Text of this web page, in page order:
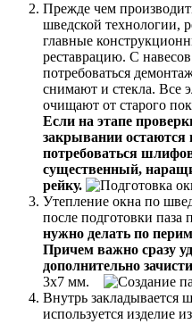
Прежде чем
шведской технологии,
главные
реставрацию. С
потребоваться
снимают и стекла. Все
очищают от старого
Если на этапе
закрывании остаются
потребоваться
существенный,
рейку.
Утепление окна по
после подготовки паза
нужно делать по
Причем важно сразу
дополнительно
3х7 мм.
Внутрь закладывается
используется изделие